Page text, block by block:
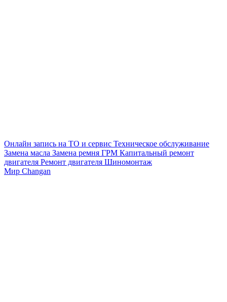
Онлайн запись на ТО и сервис Техническое обслуживание
Замена масла Замена ремня ГРМ Капитальный ремонт
двигателя Ремонт двигателя Шиномонтаж
Мир Changan